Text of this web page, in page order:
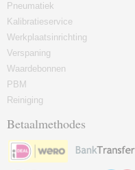
Pneumatiek
Kalibratieservice
Werkplaatsinrichting
Verspaning
Waardebonnen
PBM
Reiniging
Betaalmethodes